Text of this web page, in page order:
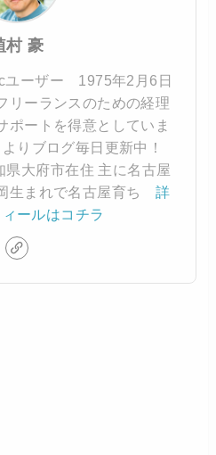
村 豪
ユーザー 1975年2月6日
ーランスのための経理
ポートを得意としていま
りブログ毎日更新中！
県大府市在住 主に名古屋
生まれで名古屋育ち 詳
ールはコチラ